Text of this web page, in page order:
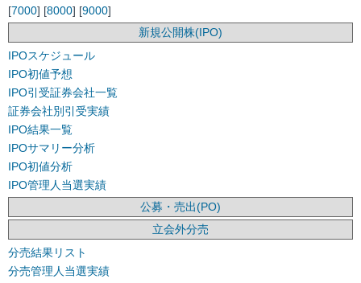
[7000] [8000] [9000]
新規公開株(IPO)
IPOスケジュール
IPO初値予想
IPO引受証券会社一覧
証券会社別引受実績
IPO結果一覧
IPOサマリー分析
IPO初値分析
IPO管理人当選実績
公募・売出(PO)
立会外分売
分売結果リスト
分売管理人当選実績